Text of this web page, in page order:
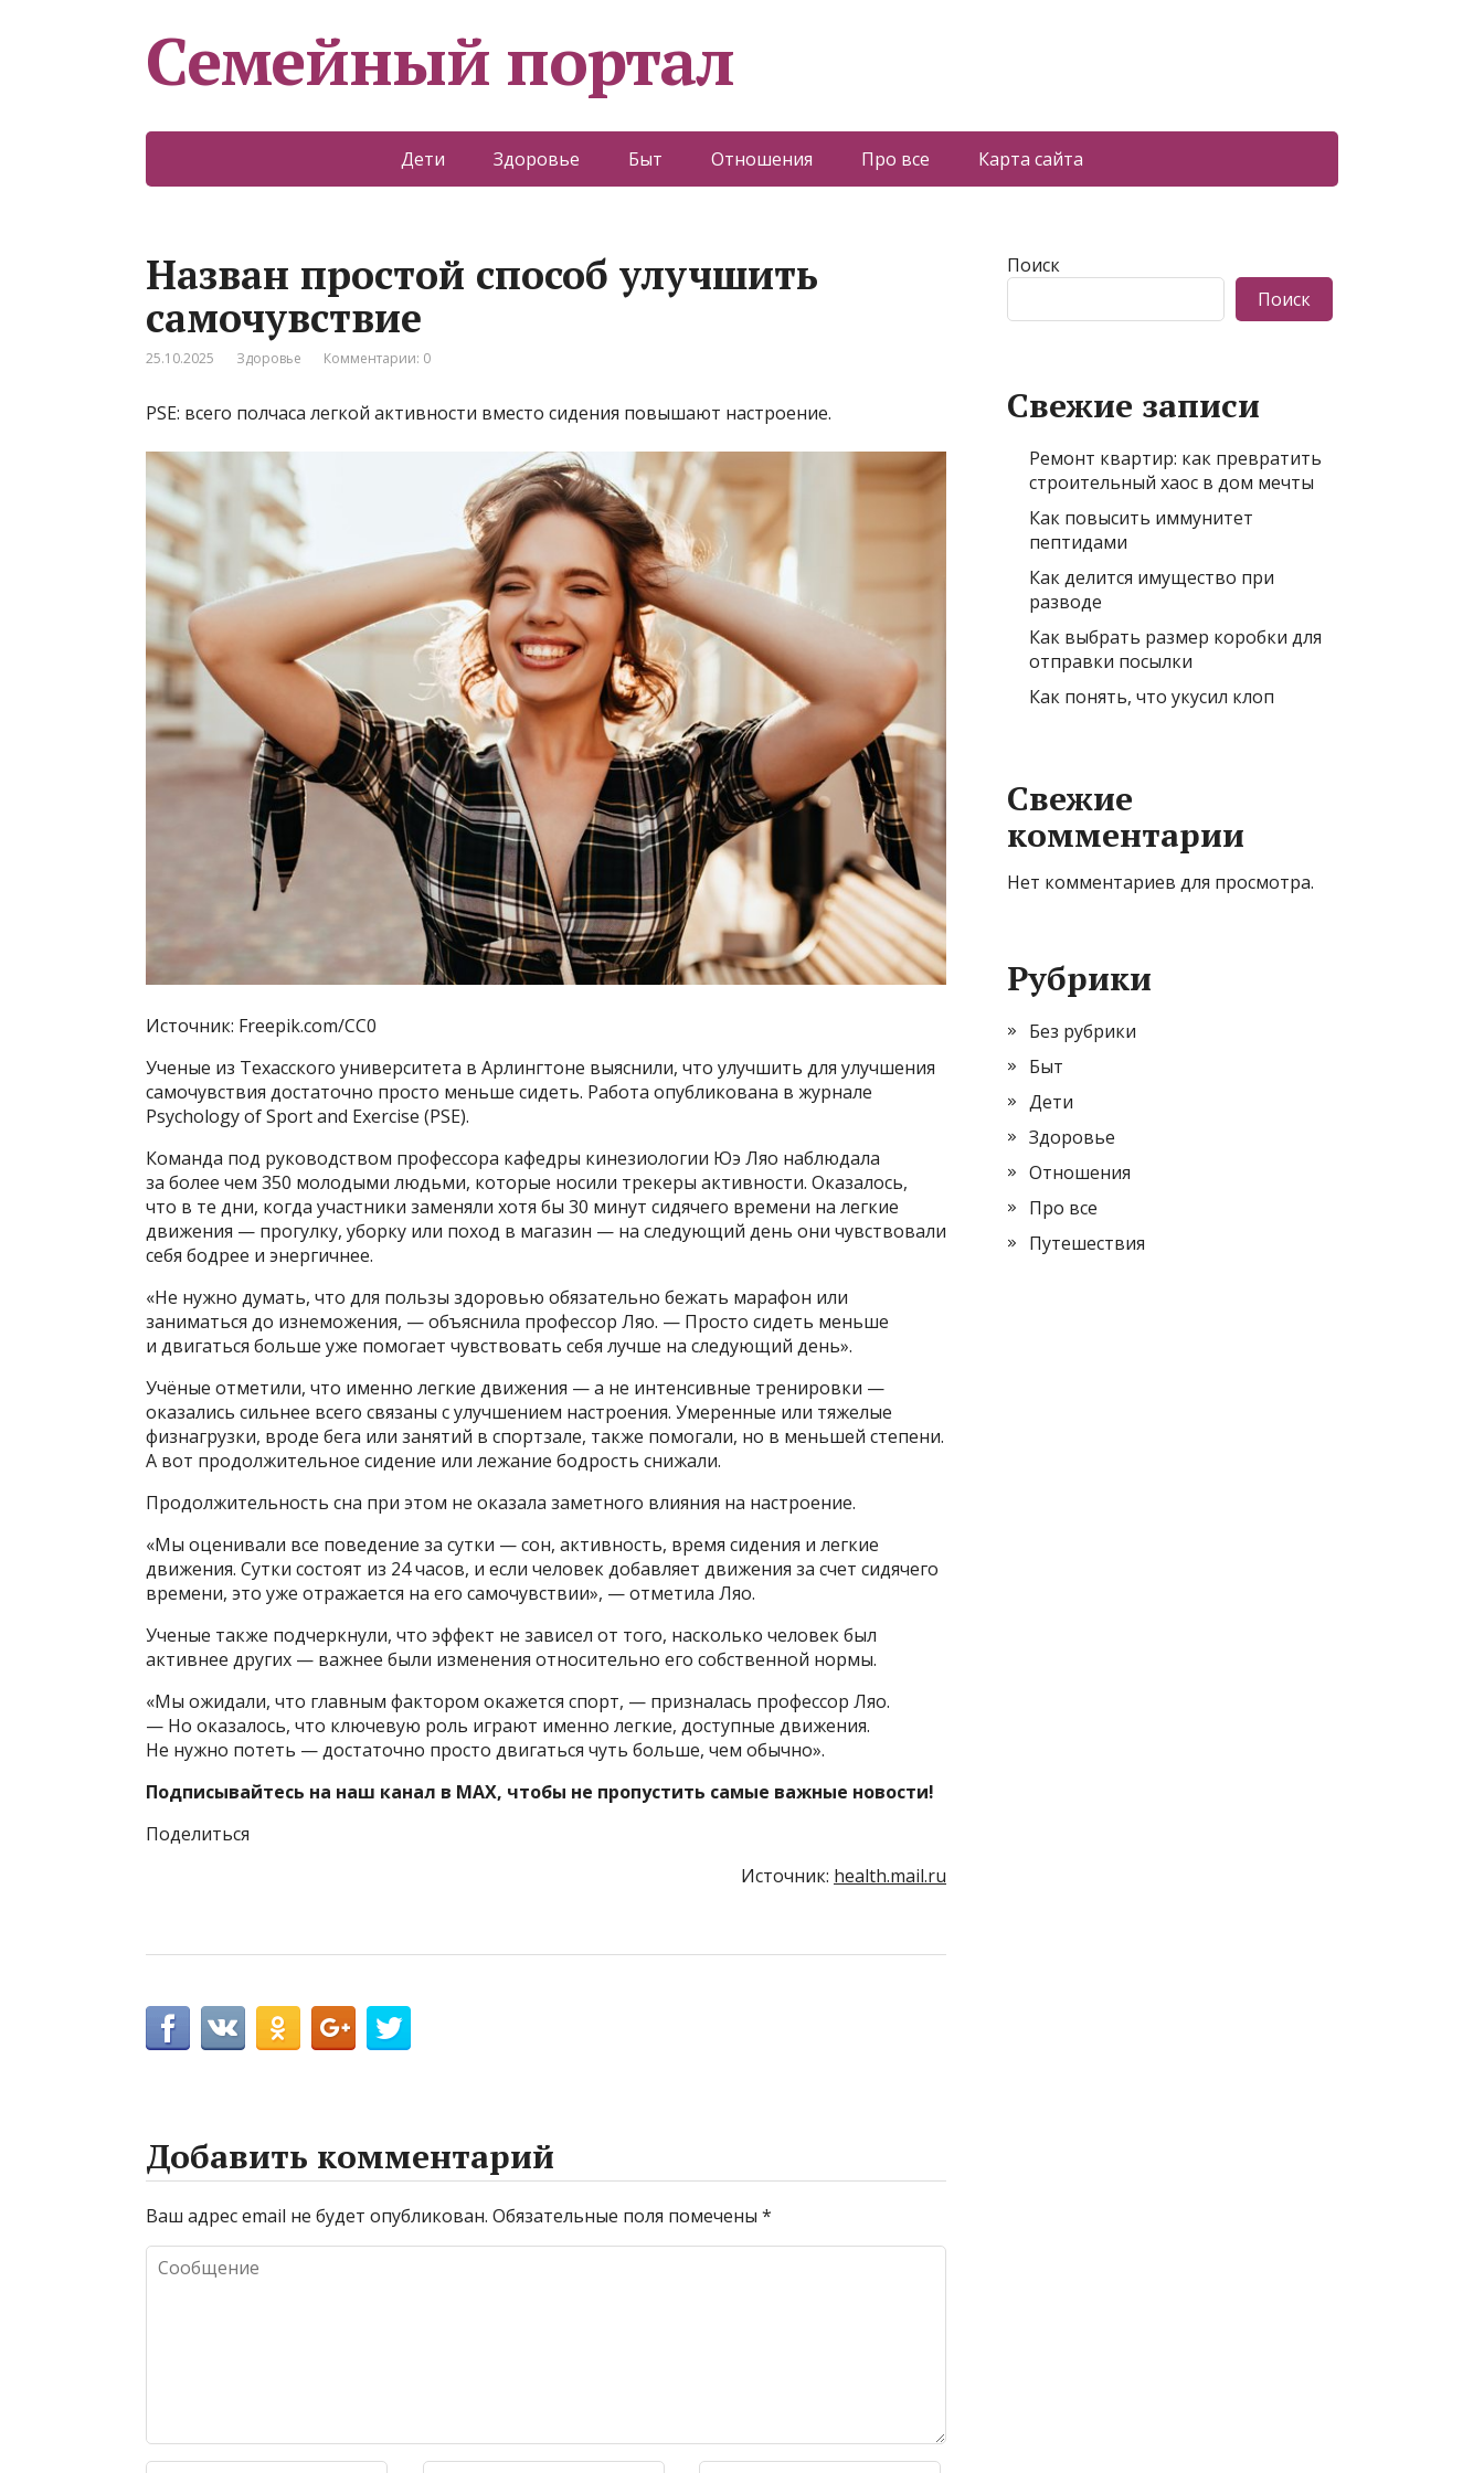
Семейный портал
Дети Здоровье Быт Отношения Про все Карта сайта
Назван простой способ улучшить
самочувствие
25.10.2025 Здоровье Комментарии: 0
PSE: всего полчаса легкой активности вместо сидения повышают настроение.
Источник: Freepik.com/CC0
Ученые из Техасского университета в Арлингтоне выяснили, что улучшить для улучшения
самочувствия достаточно просто меньше сидеть. Работа опубликована в журнале
Psychology of Sport and Exercise (PSE).
Команда под руководством профессора кафедры кинезиологии Юэ Ляо наблюдала
за более чем 350 молодыми людьми, которые носили трекеры активности. Оказалось,
что в те дни, когда участники заменяли хотя бы 30 минут сидячего времени на легкие
движения — прогулку, уборку или поход в магазин — на следующий день они чувствовали
себя бодрее и энергичнее.
«Не нужно думать, что для пользы здоровью обязательно бежать марафон или
заниматься до изнеможения, — объяснила профессор Ляо. — Просто сидеть меньше
и двигаться больше уже помогает чувствовать себя лучше на следующий день».
Учёные отметили, что именно легкие движения — а не интенсивные тренировки —
оказались сильнее всего связаны с улучшением настроения. Умеренные или тяжелые
физнагрузки, вроде бега или занятий в спортзале, также помогали, но в меньшей степени.
А вот продолжительное сидение или лежание бодрость снижали.
Продолжительность сна при этом не оказала заметного влияния на настроение.
«Мы оценивали все поведение за сутки — сон, активность, время сидения и легкие
движения. Сутки состоят из 24 часов, и если человек добавляет движения за счет сидячего
времени, это уже отражается на его самочувствии», — отметила Ляо.
Ученые также подчеркнули, что эффект не зависел от того, насколько человек был
активнее других — важнее были изменения относительно его собственной нормы.
«Мы ожидали, что главным фактором окажется спорт, — призналась профессор Ляо.
— Но оказалось, что ключевую роль играют именно легкие, доступные движения.
Не нужно потеть — достаточно просто двигаться чуть больше, чем обычно».
Подписывайтесь на наш канал в MAX, чтобы не пропустить самые важные новости!
Поделиться
Источник: health.mail.ru
Добавить комментарий
Ваш адрес email не будет опубликован. Обязательные поля помечены *
Поиск
Поиск
Свежие записи
Ремонт квартир: как превратить
строительный хаос в дом мечты
Как повысить иммунитет
пептидами
Как делится имущество при
разводе
Как выбрать размер коробки для
отправки посылки
Как понять, что укусил клоп
Свежие
комментарии
Нет комментариев для просмотра.
Рубрики
Без рубрики
Быт
Дети
Здоровье
Отношения
Про все
Путешествия